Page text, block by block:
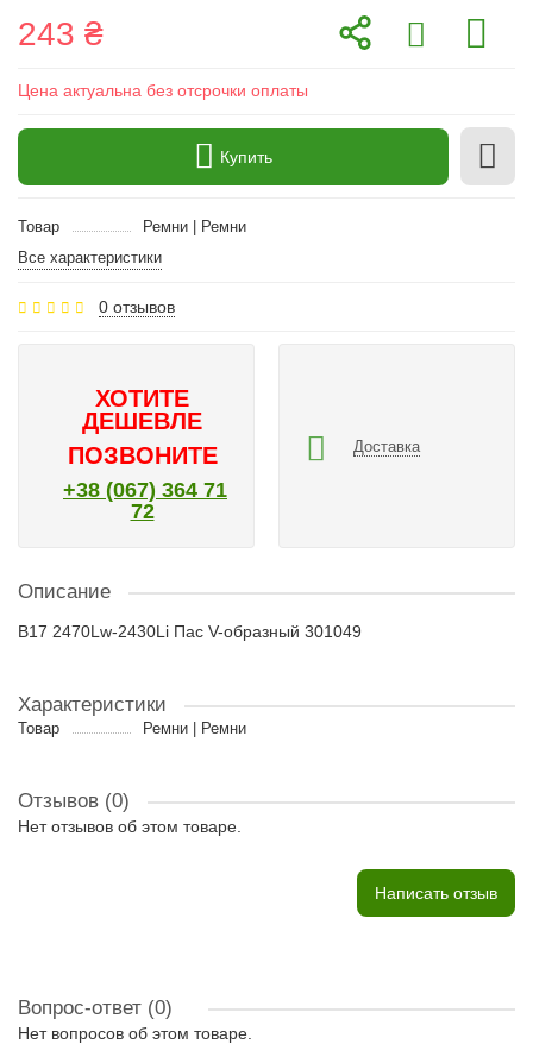
243 ₴
Цена актуальна без отсрочки оплаты
Купить
Товар
Ремни | Ремни
Все характеристики
0 отзывов
ХОТИТЕ
ДЕШЕВЛЕ
ПОЗВОНИТЕ
+38 (067) 364 71
72
Доставка
Описание
B17 2470Lw-2430Li Пас V-образный 301049
Характеристики
Товар Ремни | Ремни
Отзывов (0)
Нет отзывов об этом товаре.
Написать отзыв
Вопрос-ответ (0)
Нет вопросов об этом товаре.